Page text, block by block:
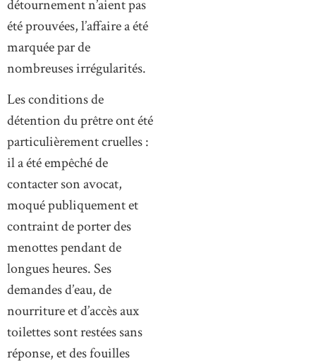
détournement n’aient pas
été prouvées, l’affaire a été
marquée par de
nombreuses irrégularités.
Les conditions de
détention du prêtre ont été
particulièrement cruelles :
il a été empêché de
contacter son avocat,
moqué publiquement et
contraint de porter des
menottes pendant de
longues heures. Ses
demandes d’eau, de
nourriture et d’accès aux
toilettes sont restées sans
réponse, et des fouilles